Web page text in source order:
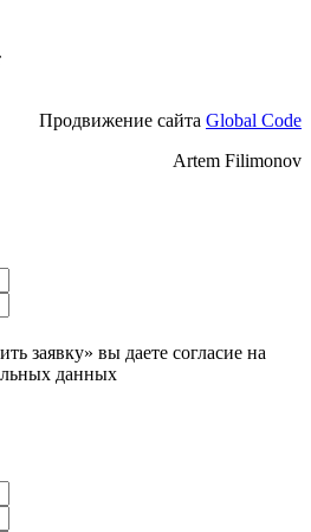
Продвижение сайта Global Code
Artem Filimonov
заявку» вы даете согласие на
данных